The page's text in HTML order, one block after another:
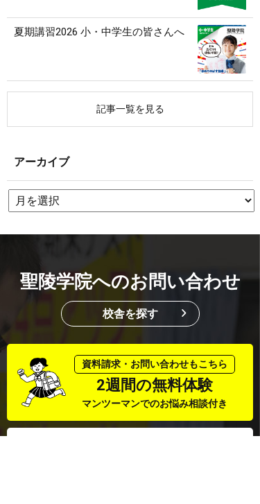
夏期講習2026 小・中学生の皆さんへ
記事一覧を見る
アーカイブ
聖陵学院へのお問い合わせ
校舎を探す
資料請求・お問い合わせもこちら
2週間の無料体験
マンツーマンでのお悩み相談付き